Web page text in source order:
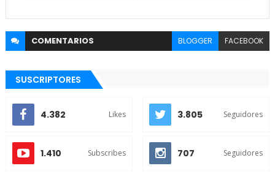
COMENTARIOS BLOGGER FACEBOOK
SUSCRIPTORES
4.382 Likes 3.805 Seguidores
1.410 Subscribes 707 Seguidores